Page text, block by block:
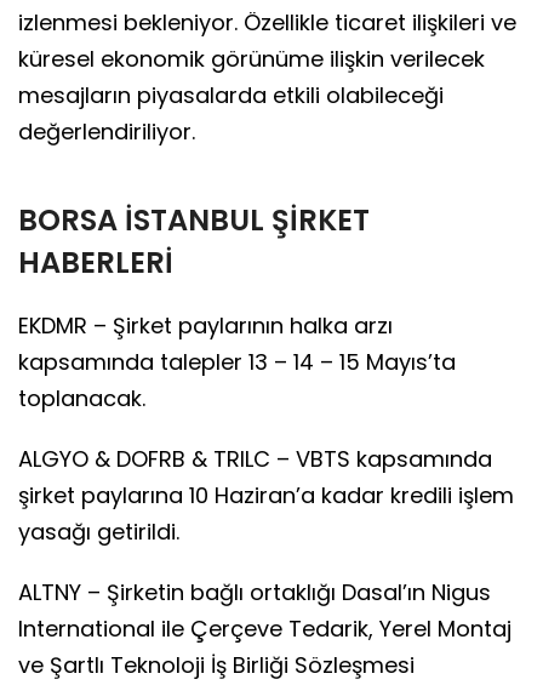
izlenmesi bekleniyor. Özellikle ticaret ilişkileri ve
küresel ekonomik görünüme ilişkin verilecek
mesajların piyasalarda etkili olabileceği
değerlendiriliyor.
BORSA İSTANBUL ŞİRKET
HABERLERİ
EKDMR – Şirket paylarının halka arzı
kapsamında talepler 13 – 14 – 15 Mayıs’ta
toplanacak.
ALGYO & DOFRB & TRILC – VBTS kapsamında
şirket paylarına 10 Haziran’a kadar kredili işlem
yasağı getirildi.
ALTNY – Şirketin bağlı ortaklığı Dasal’ın Nigus
International ile Çerçeve Tedarik, Yerel Montaj
ve Şartlı Teknoloji İş Birliği Sözleşmesi